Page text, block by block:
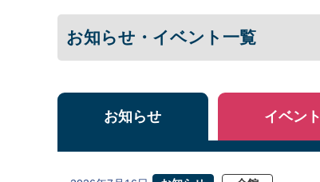
お知らせ・イベント一覧
お知らせ イベント